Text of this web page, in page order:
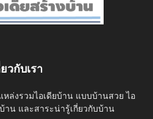
ยวกับเรา
ล่งรวมไอเดียบ้าน แบบบ้านสวย ไอ
าน และสาระน่ารู้เกี่ยวกับบ้าน